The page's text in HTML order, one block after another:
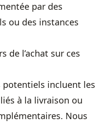
par des
ou des instances
de l’achat sur ces
potentiels incluent les
à la livraison ou
Nous